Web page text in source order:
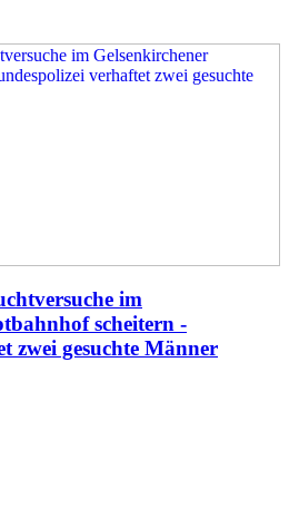
im
scheitern -
zwei gesuchte Männer